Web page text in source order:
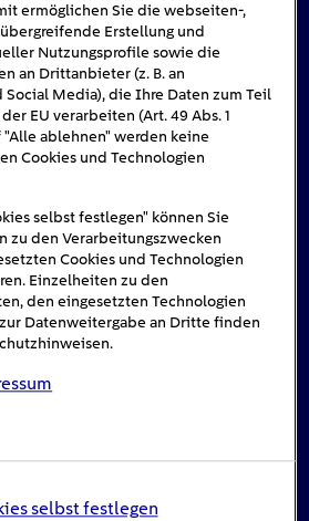
interessieren
ermöglichen Sie die webseiten-,
Erstellung und
Nutzungsprofile sowie die
an Drittanbieter (z. B. an
Media), die Ihre Daten zum Teil
EU verarbeiten (Art. 49 Abs. 1
"Alle ablehnen" werden keine
Cookies und Technologien
selbst festlegen" können Sie
zu den Verarbeitungszwecken
Cookies und Technologien
Einzelheiten zu den
den eingesetzten Technologien
Datenweitergabe an Dritte finden
selbst festlegen